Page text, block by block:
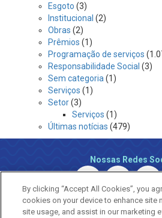
Esgoto (3)
Institucional (2)
Obras (2)
Prêmios (1)
Programação de serviços
Responsabilidade Social (3)
Sem categoria (1)
Serviços (1)
Setor(3)
Serviços (1)
Últimas notícias (479)
Nossas Redes
By clicking “Accept All Cookies”, you
cookies on your device to enhance site
site usage, and assist in our marketing